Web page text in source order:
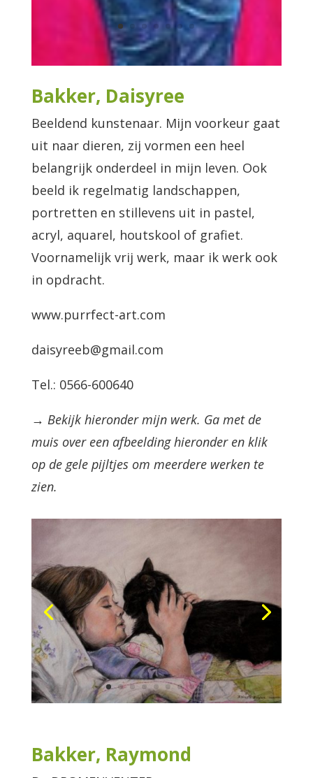
Bakker, Daisyree
Beeldend kunstenaar. Mijn voorkeur gaat
uit naar dieren, zij vormen een heel
belangrijk onderdeel in mijn leven. Ook
beeld ik regelmatig landschappen,
portretten en stillevens uit in pastel,
acryl, aquarel, houtskool of grafiet.
Voornamelijk vrij werk, maar ik werk ook
in opdracht.
www.purrfect-art.com
daisyreeb@gmail.com
Tel.: 0566-600640
→ Bekijk hieronder mijn werk. Ga met de
muis over een afbeelding hieronder en klik
op de gele pijltjes om meerdere werken te
zien.
Bakker, Raymond